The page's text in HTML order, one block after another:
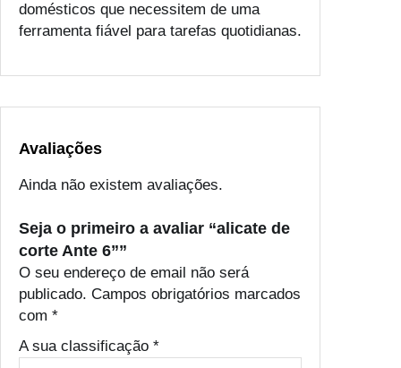
domésticos que necessitem de uma
ferramenta fiável para tarefas quotidianas.
Avaliações
Ainda não existem avaliações.
Seja o primeiro a avaliar “alicate de
corte Ante 6””
O seu endereço de email não será
publicado. Campos obrigatórios marcados
com *
A sua classificação *